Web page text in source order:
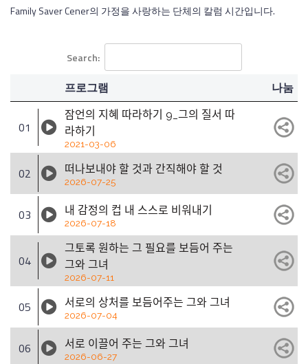
Family Saver Cener의 가정을 사랑하는 단체의 칼럼 시간입니다.
Search:
프로그램 나눔
01
잠언의 지혜 따라하기 9_그의 질서 따
라하기
2021-03-06
02 떠나보내야 할 것과 간직해야 할 것
2026-07-25
03 내 감정의 컵 내 스스로 비워내기
2026-07-18
04
그토록 원하는 그 필요를 보듬어 주는
그와 그녀
2026-07-11
05 서로의 상처를 보듬어주는 그와 그녀
2026-07-04
06 서로 이끌어 주는 그와 그녀
2026-06-27